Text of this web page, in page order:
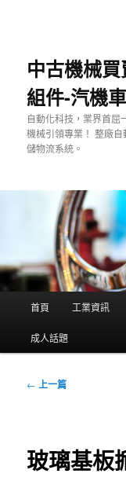
中古機械
組件-汽機
自動化科技，業界首
機械引領專業！ 整廠
儲物流系統。
單
首頁 工業資訊
成人話題
文
← 上一篇
玻璃基板